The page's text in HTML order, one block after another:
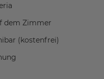
dem Zimmer
(kostenfrei)